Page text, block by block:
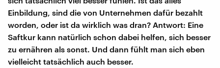
Einbildung, sind die von Unternehmen dafür bezahlt
worden, oder ist da wirklich was dran? Antwort: Eine
Saftkur kann natürlich schon dabei helfen, sich besser
zu ernähren als sonst. Und dann fühlt man sich eben
vielleicht tatsächlich auch besser.